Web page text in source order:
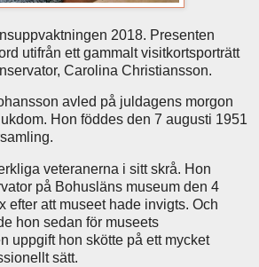
2018. Presenten
utifrån ett gammalt visitkortsporträtt
Carolina Christiansson.
avled på juldagens morgon
Hon föddes den 7 augusti 1951
veteranerna i sitt skrå. Hon
på Bohusläns museum den 4
efter att museet hade invigts. Och
hon sedan för museets
uppgift hon skötte på ett mycket
sätt.